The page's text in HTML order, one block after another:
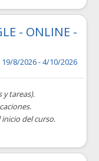
- ONLINE -
19/8/2026 - 4/10/2026
y tareas).
del curso.